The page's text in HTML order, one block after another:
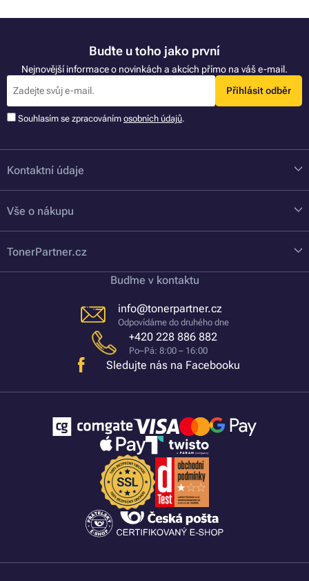
Buďte u toho jako první
Nejnovější informace o novinkách a akcích přímo na váš e-mail.
Přihlásit odběr
Souhlasím se zpracováním osobních údajů.
Kontaktní údaje
Vše o nákupu
TonerPartner.cz
Buďme v kontaktu
info@tonerpartner.cz
Odpovídáme do druhého dne
+420 228 886 882
Po–Pá: 8:00 – 16:00
Sledujte nás na Facebooku